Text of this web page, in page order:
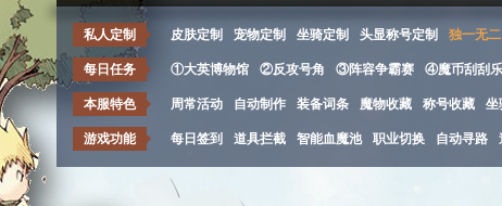
私人定制 皮肤定制 宠物定制 坐骑定制 头显称号定制 独一无二
每日任务 ①大英博物馆 ②反攻号角 ③阵容争霸赛 ④魔币刮刮乐
本服特色 周常活动 自动制作 装备词条 魔物收藏 称号收藏 坐
游戏功能 每日签到 道具拦截 智能血魔池 职业切换 自动寻路